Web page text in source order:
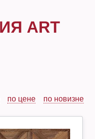
ART
по цене по новизне